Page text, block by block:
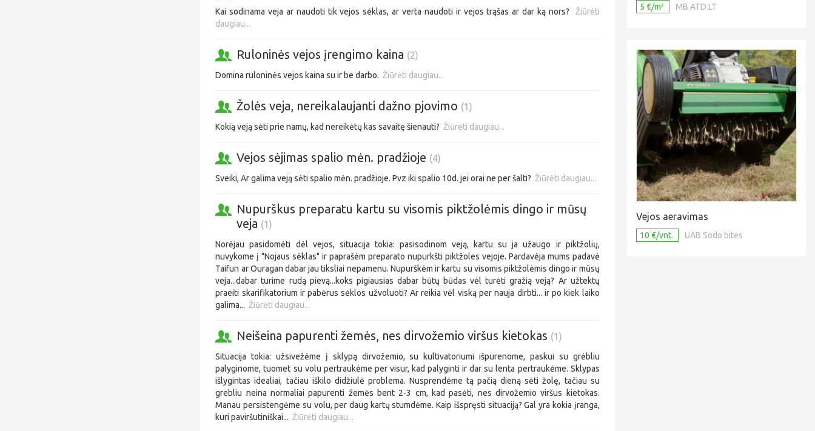
Kai sodinama veja ar naudoti tik vejos sėklas, ar verta naudoti ir vejos trąšas ar dar ką nors? Žiūrėti
daugiau...
Ruloninės vejos įrengimo kaina (2)
Domina ruloninės vejos kaina su ir be darbo. Žiūrėti daugiau...
Žolės veja, nereikalaujanti dažno pjovimo (1)
Kokią veją sėti prie namų, kad nereikėtų kas savaitę šienauti? Žiūrėti daugiau...
Vejos sėjimas spalio mėn. pradžioje (4)
Sveiki, Ar galima veją sėti spalio mėn. pradžioje. Pvz iki spalio 10d. jei orai ne per šalti? Žiūrėti daugiau...
Nupurškus preparatu kartu su visomis piktžolėmis dingo ir mūsų
veja (1)
Norėjau pasidomėti dėl vejos, situacija tokia: pasisodinom veją, kartu su ja užaugo ir piktžolių,
nuvykome į "Nojaus sėklas" ir paprašėm preparato nupurkšti piktžoles vejoje. Pardavėja mums padavė
Taifun ar Ouragan dabar jau tiksliai nepamenu. Nupurškėm ir kartu su visomis piktžolėmis dingo ir mūsų
veja...dabar turime rudą pievą...koks pigiausias dabar būtų būdas vėl turėti gražią veją? Ar užtektų
praeiti skarifikatorium ir pabėrus sėklos užvoluoti? Ar reikia vėl viską per nauja dirbti... ir po kiek laiko
galima... Žiūrėti daugiau...
Neišeina papurenti žemės, nes dirvožemio viršus kietokas (1)
Situacija tokia: užsivežėme į sklypą dirvožemio, su kultivatoriumi išpurenome, paskui su grėbliu
palyginome, tuomet su volu pertraukėme per visur, kad palyginti ir dar su lenta pertraukėme. Sklypas
išlygintas idealiai, tačiau iškilo didžiulė problema. Nusprendėme tą pačią dieną sėti žolę, tačiau su
grebliu neina normaliai papurenti žemės bent 2-3 cm, kad pasėti, nes dirvožemio viršus kietokas.
Manau persistengėme su volu, per daug kartų stumdėme. Kaip išspręsti situaciją? Gal yra kokia įranga,
kuri paviršutiniškai... Žiūrėti daugiau...
5 €/m² MB ATD.LT
Vejos aeravimas
10 €/vnt. UAB Sodo bitės